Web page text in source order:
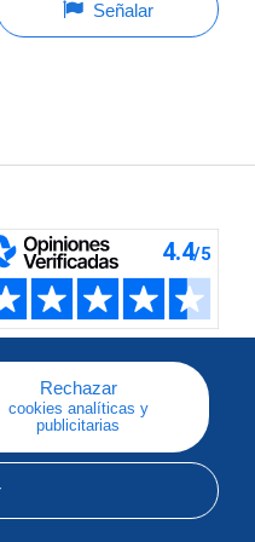
Señalar
Rechazar
cookies analíticas y
publicitarias